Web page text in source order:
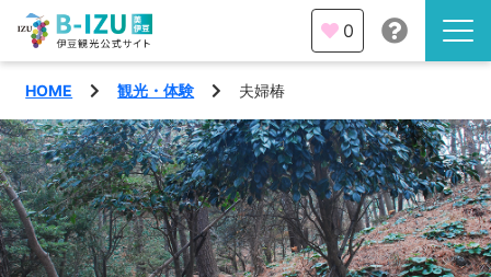
伊豆半島を知る
伊豆のみどころ
みる
あそぶ
観光・体験
0
HOME 観光・体験 夫婦椿